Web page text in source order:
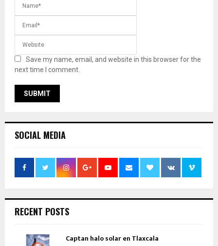
Save my name, email, and website in this browser for the
next time I comment.
SOCIAL MEDIA
RECENT POSTS
Captan halo solar en Tlaxcala